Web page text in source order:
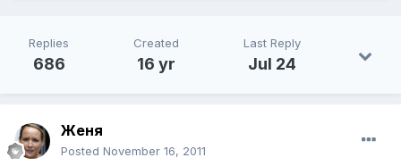
Replies
686
Created
16 yr
Last Reply
Jul 24
Женя
Posted November 16, 2011